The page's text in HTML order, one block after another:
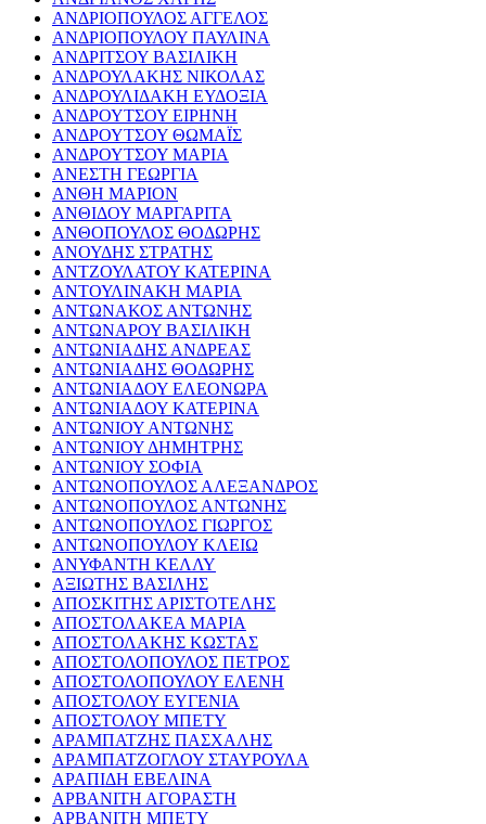
ΑΝΔΡΙΟΠΟΥΛΟΣ ΑΓΓΕΛΟΣ
ΑΝΔΡΙΟΠΟΥΛΟΥ ΠΑΥΛΙΝΑ
ΑΝΔΡΙΤΣΟΥ ΒΑΣΙΛΙΚΗ
ΑΝΔΡΟΥΛΑΚΗΣ ΝΙΚΟΛΑΣ
ΑΝΔΡΟΥΛΙΔΑΚΗ ΕΥΔΟΞΙΑ
ΑΝΔΡΟΥΤΣΟΥ ΕΙΡΗΝΗ
ΑΝΔΡΟΥΤΣΟΥ ΘΩΜΑΪΣ
ΑΝΔΡΟΥΤΣΟΥ ΜΑΡΙΑ
ΑΝΕΣΤΗ ΓΕΩΡΓΙΑ
ΑΝΘΗ ΜΑΡΙΟΝ
ΑΝΘΙΔΟΥ ΜΑΡΓΑΡΙΤΑ
ΑΝΘΟΠΟΥΛΟΣ ΘΟΔΩΡΗΣ
ΑΝΟΥΔΗΣ ΣΤΡΑΤΗΣ
ΑΝΤΖΟΥΛΑΤΟΥ ΚΑΤΕΡΙΝΑ
ΑΝΤΟΥΛΙΝΑΚΗ ΜΑΡΙΑ
ΑΝΤΩΝΑΚΟΣ ΑΝΤΩΝΗΣ
ΑΝΤΩΝΑΡΟΥ ΒΑΣΙΛΙΚΗ
ΑΝΤΩΝΙΑΔΗΣ ΑΝΔΡΕΑΣ
ΑΝΤΩΝΙΑΔΗΣ ΘΟΔΩΡΗΣ
ΑΝΤΩΝΙΑΔΟΥ ΕΛΕΟΝΩΡΑ
ΑΝΤΩΝΙΑΔΟΥ ΚΑΤΕΡΙΝΑ
ΑΝΤΩΝΙΟΥ ΑΝΤΩΝΗΣ
ΑΝΤΩΝΙΟΥ ΔΗΜΗΤΡΗΣ
ΑΝΤΩΝΙΟΥ ΣΟΦΙΑ
ΑΝΤΩΝΟΠΟΥΛΟΣ ΑΛΕΞΑΝΔΡΟΣ
ΑΝΤΩΝΟΠΟΥΛΟΣ ΑΝΤΩΝΗΣ
ΑΝΤΩΝΟΠΟΥΛΟΣ ΓΙΩΡΓΟΣ
ΑΝΤΩΝΟΠΟΥΛΟΥ ΚΛΕΙΩ
ΑΝΥΦΑΝΤΗ ΚΕΛΛΥ
ΑΞΙΩΤΗΣ ΒΑΣΙΛΗΣ
ΑΠΟΣΚΙΤΗΣ ΑΡΙΣΤΟΤΕΛΗΣ
ΑΠΟΣΤΟΛΑΚΕΑ ΜΑΡΙΑ
ΑΠΟΣΤΟΛΑΚΗΣ ΚΩΣΤΑΣ
ΑΠΟΣΤΟΛΟΠΟΥΛΟΣ ΠΕΤΡΟΣ
ΑΠΟΣΤΟΛΟΠΟΥΛΟΥ ΕΛΕΝΗ
ΑΠΟΣΤΟΛΟΥ ΕΥΓΕΝΙΑ
ΑΠΟΣΤΟΛΟΥ ΜΠΕΤΥ
ΑΡΑΜΠΑΤΖΗΣ ΠΑΣΧΑΛΗΣ
ΑΡΑΜΠΑΤΖΟΓΛΟΥ ΣΤΑΥΡΟΥΛΑ
ΑΡΑΠΙΔΗ ΕΒΕΛΙΝΑ
ΑΡΒΑΝΙΤΗ ΑΓΟΡΑΣΤΗ
ΑΡΒΑΝΙΤΗ ΜΠΕΤΥ